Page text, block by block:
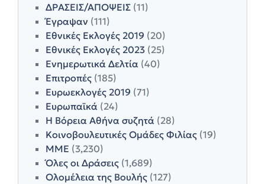
ΔΡΑΣΕΙΣ/ΑΠΟΨΕΙΣ (11)
Έγραψαν (111)
Εθνικές Εκλογές 2019 (20)
Εθνικές Εκλογές 2023 (25)
Ενημερωτικά Δελτία (40)
Επιτροπές (185)
Ευρωεκλογές 2019 (71)
Ευρωπαϊκά (24)
Η Βόρεια Αθήνα συζητά (28)
Κοινοβουλευτικές Ομάδες Φιλίας (19)
ΜΜΕ (3,230)
Όλες οι Δράσεις (1,689)
Ολομέλεια της Βουλής (127)